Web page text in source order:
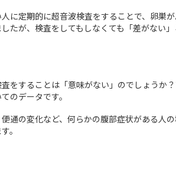
に定期的に超音波検査をすることで、卵巣
たが、検査をしてもしなくても「差がない
をすることは「意味がない」のでしょうか
のデータです。
通の変化など、何らかの腹部症状がある人
。